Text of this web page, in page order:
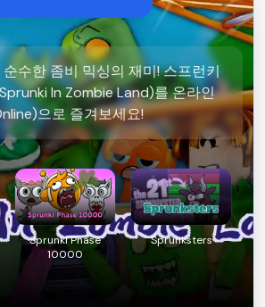
수한 좀비 믹싱의 재미! 스프런키
In Zombie Land)를 온라인
으로 즐겨보세요!
Sprunki Phase
10000
Sprunksters